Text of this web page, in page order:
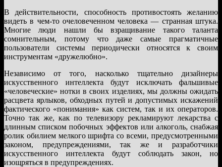
В действительности, способность противостоять желанию
видеть в чем-то очеловеченном человека — странная штука.
Многие люди нашли бы взращивание такого таланта
сомнительным, потому что даже самые прагматичные
пользователи системы периодически относятся к своим
инструментам «дружелюбно».
Независимо от того, насколько тщательно дизайнеры
искусственного интеллекта будут исключать фальшивые
«человеческие» нотки в своих изделиях, мы должны ожидать
расцвета ярлыков, обходных путей и допустимых искажений
фактического «понимания» как систем, так и их операторов.
Точно так же, как по телевизору рекламируют лекарства с
длинным списком побочных эффектов или алкоголь, снабжая
ролик обилием мелкого шрифта со всеми, предусмотренными
законом, предупреждениями, так же и разработчики
искусственного интеллекта будут соблюдать закон, но
изощряться в предупреждениях.